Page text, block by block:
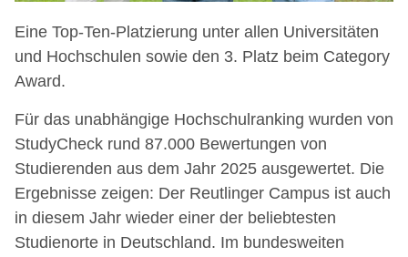
Eine Top-Ten-Platzierung unter allen Universitäten
und Hochschulen sowie den 3. Platz beim Category
Award.
Für das unabhängige Hochschulranking wurden von
StudyCheck rund 87.000 Bewertungen von
Studierenden aus dem Jahr 2025 ausgewertet. Die
Ergebnisse zeigen: Der Reutlinger Campus ist auch
in diesem Jahr wieder einer der beliebtesten
Studienorte in Deutschland. Im bundesweiten